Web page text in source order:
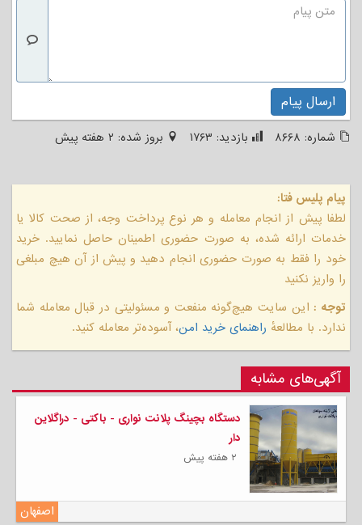
ارسال پیام
شماره: ۸۶۶۸ بازدید: ۱۷۶۳ بروز شده: ۲ هفته پیش
پیام پلیس فتا:
لطفا پیش از انجام معامله و هر نوع پرداخت وجه، از صحت کالا یا
خدمات ارائه شده، به صورت حضوری اطمینان حاصل نمایید. خرید
خود را فقط به صورت حضوری انجام دهید و پیش از آن هیچ مبلغی
را واریز نکنید
توجه : این سایت هیچ‌گونه منفعت و مسئولیتی در قبال معامله شما
ندارد. با مطالعهٔ راهنمای خرید امن، آسوده‌تر معامله کنید.
آگهی‌های مشابه
دستگاه بچینگ پلانت نواری - باکتی - دراگلاین
دار
۲ هفته پیش
اصفهان